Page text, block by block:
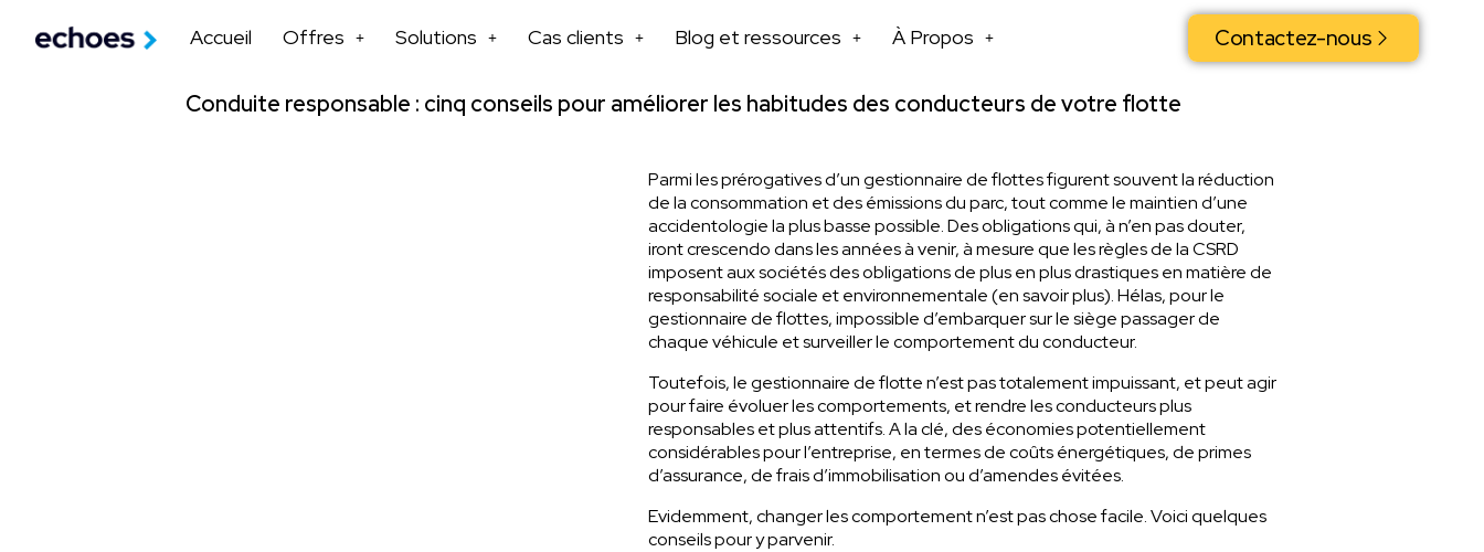
Accueil Offres Solutions Cas clients Blog et ressources À Propos Contactez-nous
Conduite responsable : cinq conseils pour améliorer les habitudes des conducteurs de votre flotte
Parmi les prérogatives d’un gestionnaire de flottes figurent souvent la réduction
de la consommation et des émissions du parc, tout comme le maintien d’une
accidentologie la plus basse possible. Des obligations qui, à n’en pas douter,
iront crescendo dans les années à venir, à mesure que les règles de la CSRD
imposent aux sociétés des obligations de plus en plus drastiques en matière de
responsabilité sociale et environnementale (en savoir plus). Hélas, pour le
gestionnaire de flottes, impossible d’embarquer sur le siège passager de
chaque véhicule et surveiller le comportement du conducteur.
Toutefois, le gestionnaire de flotte n’est pas totalement impuissant, et peut agir
pour faire évoluer les comportements, et rendre les conducteurs plus
responsables et plus attentifs. A la clé, des économies potentiellement
considérables pour l’entreprise, en termes de coûts énergétiques, de primes
d’assurance, de frais d’immobilisation ou d’amendes évitées.
Evidemment, changer les comportement n’est pas chose facile. Voici quelques
conseils pour y parvenir.